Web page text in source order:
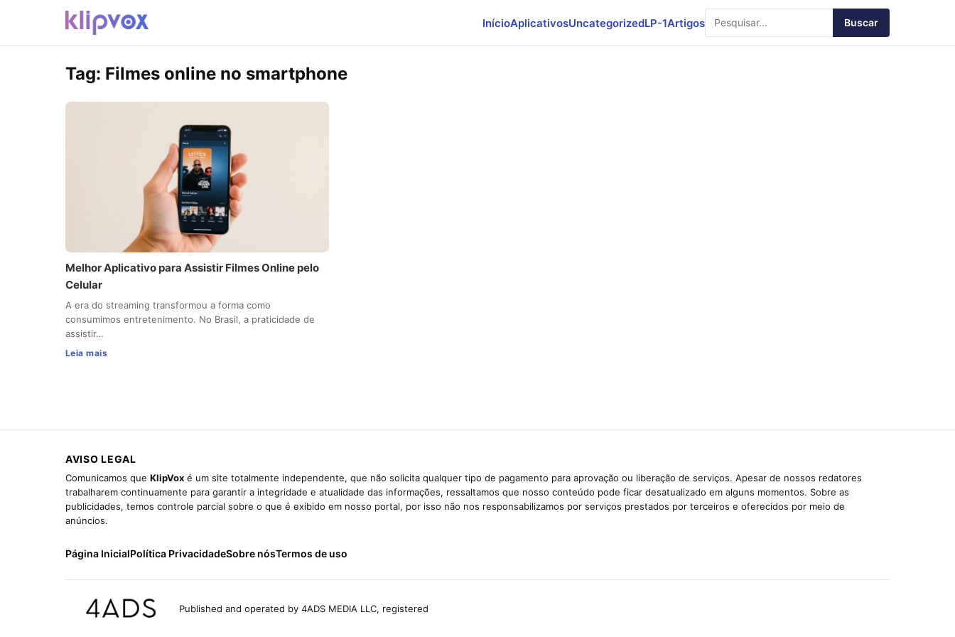
InícioAplicativosUncategorizedLP-1Artigos Buscar
Tag: Filmes online no smartphone
Melhor Aplicativo para Assistir Filmes Online pelo
Celular
A era do streaming transformou a forma como
consumimos entretenimento. No Brasil, a praticidade de
assistir…
Leia mais
AVISO LEGAL
Comunicamos que KlipVox é um site totalmente independente, que não solicita qualquer tipo de pagamento para aprovação ou liberação de serviços. Apesar de nossos redatores
trabalharem continuamente para garantir a integridade e atualidade das informações, ressaltamos que nosso conteúdo pode ficar desatualizado em alguns momentos. Sobre as
publicidades, temos controle parcial sobre o que é exibido em nosso portal, por isso não nos responsabilizamos por serviços prestados por terceiros e oferecidos por meio de
anúncios.
Página InicialPolítica PrivacidadeSobre nósTermos de uso
Published and operated by 4ADS MEDIA LLC, registered